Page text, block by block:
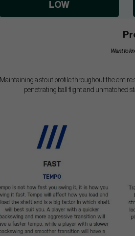
LOW
Want to
Maintaining a stout profile throughout the entire
penetrating ball flight and unmatched